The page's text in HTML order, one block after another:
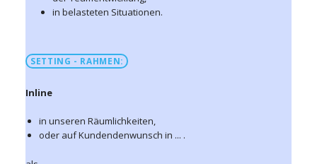
in belasteten Situationen.
SETTING - RAHMEN:
Inline
in unseren Räumlichkeiten,
oder auf Kundendenwunsch in ... .